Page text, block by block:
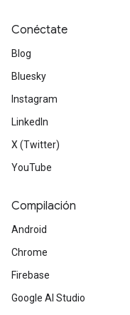
Conéctate
Blog
Bluesky
Instagram
LinkedIn
X (Twitter)
YouTube
Compilación
Android
Chrome
Firebase
Google AI Studio